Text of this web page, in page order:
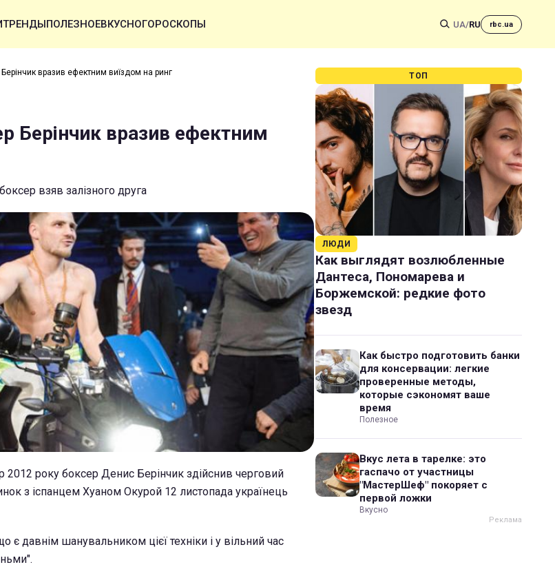
ТРЕНДЫПОЛЕЗНОЕВКУСНОГОРОСКОПЫ UA/RU rbc.ua
Берінчик вразив ефектним виїздом на ринг
Берінчик вразив ефектним
взяв залізного друга
2012 року боксер Денис Берінчик здійснив черговий
з іспанцем Хуаном Окурой 12 листопада українець
є давнім шанувальником цієї техніки і у вільний час
ТОП
ЛЮДИ
Как выглядят возлюбленные
Дантеса, Пономарева и
Боржемской: редкие фото
звезд
Как быстро подготовить банки
для консервации: легкие
проверенные методы,
которые сэкономят ваше
время
Полезное
Вкус лета в тарелке: это
гаспачо от участницы
"МастерШеф" покоряет с
первой ложки
Вкусно